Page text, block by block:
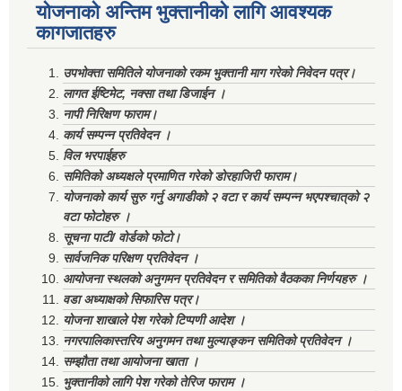
योजनाको अन्तिम भुक्तानीको लागि आवश्यक
कागजातहरु
उपभोक्ता समितिले योजनाको रकम भुक्तानी माग गरेको निवेदन पत्र।
लागत ईष्टिमेट, नक्सा तथा डिजाईन ।
नापी निरिक्षण फाराम।
कार्य सम्पन्न प्रतिवेदन ।
विल भरपाईहरु
समितिको अध्यक्षले प्रमाणित गरेको डोरहाजिरी फाराम।
योजनाको कार्य सुरु गर्नु अगाडीको २ वटा र कार्य सम्पन्न भएपश्चात्‌को २
वटा फोटोहरु ।
सूचना पाटी/ वोर्डको फोटो।
सार्वजनिक परिक्षण प्रतिवेदन ।
आयोजना स्थलको अनुगमन प्रतिवेदन र समितिको वैठकका निर्णयहरु ।
वडा अध्याक्षको सिफारिस पत्र।
योजना शाखाले पेश गरेको टिप्पणी आदेश ।
नगरपालिकास्तरिय अनुगमन तथा मुल्याङ्कन समितिको प्रतिवेदन ।
सम्झौता तथा आयोजना खाता ।
भुक्तानीको लागि पेश गरेको तेरिज फाराम ।